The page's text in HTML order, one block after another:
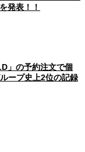
発表！！
」の予約注文で個
ープ史上2位の記録